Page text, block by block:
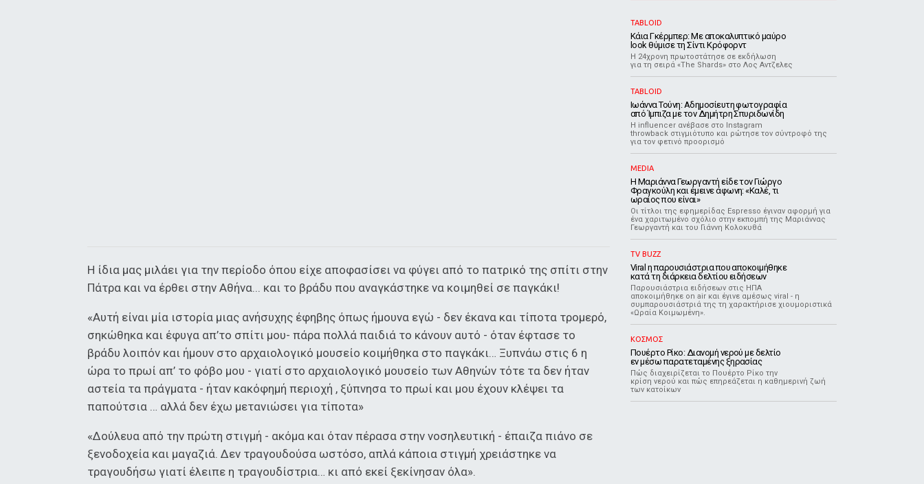
Η ίδια μας μιλάει για την περίοδο όπου είχε αποφασίσει να φύγει από το πατρικό της σπίτι στην
Πάτρα και να έρθει στην Αθήνα... και το βράδυ που αναγκάστηκε να κοιμηθεί σε παγκάκι!
«Αυτή είναι μία ιστορία μιας ανήσυχης έφηβης όπως ήμουνα εγώ - δεν έκανα και τίποτα τρομερό,
σηκώθηκα και έφυγα απ’το σπίτι μου- πάρα πολλά παιδιά το κάνουν αυτό - όταν έφτασε το
βράδυ λοιπόν και ήμουν στο αρχαιολογικό μουσείο κοιμήθηκα στο παγκάκι… Ξυπνάω στις 6 η
ώρα το πρωί απ’ το φόβο μου - γιατί στο αρχαιολογικό μουσείο των Αθηνών τότε τα δεν ήταν
αστεία τα πράγματα - ήταν κακόφημή περιοχή , ξύπνησα το πρωί και μου έχουν κλέψει τα
παπούτσια … αλλά δεν έχω μετανιώσει για τίποτα»
«Δούλευα από την πρώτη στιγμή - ακόμα και όταν πέρασα στην νοσηλευτική - έπαιζα πιάνο σε
ξενοδοχεία και μαγαζιά. Δεν τραγουδούσα ωστόσο, απλά κάποια στιγμή χρειάστηκε να
τραγουδήσω γιατί έλειπε η τραγουδίστρια… κι από εκεί ξεκίνησαν όλα».
TABLOID
Κάια Γκέρμπερ: Με αποκαλυπτικό μαύρο
look θύμισε τη Σίντι Κρόφορντ
Η 24χρονη πρωτοστάτησε σε εκδήλωση
για τη σειρά «The Shards» στο Λος Αντζελες
TABLOID
Ιωάννα Τούνη: Αδημοσίευτη φωτογραφία
από Ίμπιζα με τον Δημήτρη Σπυριδωνίδη
Η influencer ανέβασε στο Instagram
throwback στιγμιότυπο και ρώτησε τον σύντροφό της
για τον φετινό προορισμό
MEDIA
Η Μαριάννα Γεωργαντή είδε τον Γιώργο
Φραγκούλη και έμεινε άφωνη: «Καλέ, τι
ωραίος που είναι»
Οι τίτλοι της εφημερίδας Espresso έγιναν αφορμή για
ένα χαριτωμένο σχόλιο στην εκπομπή της Μαριάννας
Γεωργαντή και του Γιάννη Κολοκυθά
TV BUZZ
Viral η παρουσιάστρια που αποκοιμήθηκε
κατά τη διάρκεια δελτίου ειδήσεων
Παρουσιάστρια ειδήσεων στις ΗΠΑ
αποκοιμήθηκε on air και έγινε αμέσως viral - η
συμπαρουσιάστριά της τη χαρακτήρισε χιουμοριστικά
«Ωραία Κοιμωμένη».
ΚΟΣΜΟΣ
Πουέρτο Ρίκο: Διανομή νερού με δελτίο
εν μέσω παρατεταμένης ξηρασίας
Πώς διαχειρίζεται το Πουέρτο Ρίκο την
κρίση νερού και πώς επηρεάζεται η καθημερινή ζωή
των κατοίκων